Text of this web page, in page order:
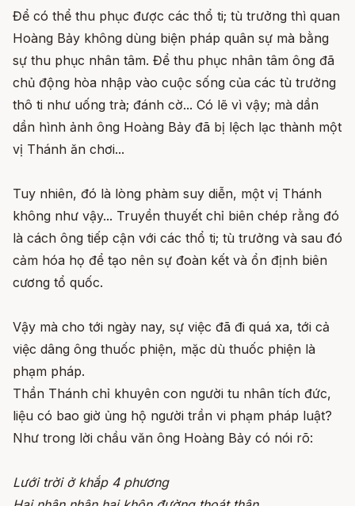
Để có thể thu phục được các thổ ti; tù trưởng thì quan
Hoàng Bảy không dùng biện pháp quân sự mà bằng
sự thu phục nhân tâm. Để thu phục nhân tâm ông đã
chủ động hòa nhập vào cuộc sống của các tù trưởng
thô ti như uống trà; đánh cờ... Có lẽ vì vậy; mà dần
dần hình ảnh ông Hoàng Bảy đã bị lệch lạc thành một
vị Thánh ăn chơi...
Tuy nhiên, đó là lòng phàm suy diễn, một vị Thánh
không như vậy... Truyền thuyết chỉ biên chép rằng đó
là cách ông tiếp cận với các thổ ti; tù trưởng và sau đó
cảm hóa họ để tạo nên sự đoàn kết và ổn định biên
cương tổ quốc.
Vậy mà cho tới ngày nay, sự việc đã đi quá xa, tới cả
việc dâng ông thuốc phiện, mặc dù thuốc phiện là
phạm pháp.
Thần Thánh chỉ khuyên con người tu nhân tích đức,
liệu có bao giờ ủng hộ người trần vi phạm pháp luật?
Như trong lời chầu văn ông Hoàng Bảy có nói rõ:
Lưới trời ở khắp 4 phương